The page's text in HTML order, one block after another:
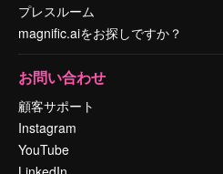
プレスルーム
magnific.aiをお探しですか？
お問い合わせ
顧客サポート
Instagram
YouTube